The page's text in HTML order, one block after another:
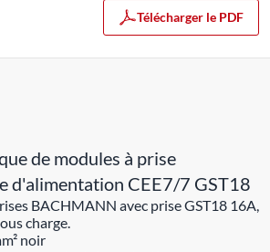
Télécharger le PDF
de modules à prise
d'alimentation CEE7/7 GST18
BACHMANN avec prise GST18 16A,
charge.
noir